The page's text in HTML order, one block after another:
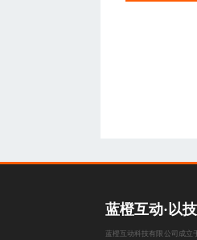
蓝橙互动·以
蓝橙互动科技有限公司成立